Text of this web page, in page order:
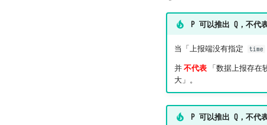
P 可以推出 Q，不代
当「上报端没有指定 time
并 不代表 「数据上报存
大」。
P 可以推出 Q，不代